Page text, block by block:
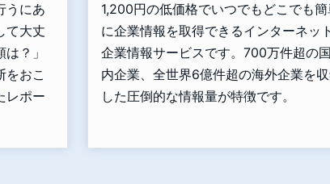
うにあ
て大丈
？」
をおこ
レポー
1,200円の低価格でいつでもどこでも
に企業情報を取得できるインターネット
企業情報サービスです。700万件超の国
内企業、全世界6億件超の海外企業を
した圧倒的な情報量が特徴です。